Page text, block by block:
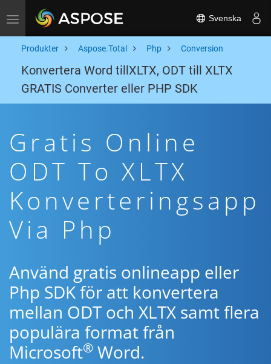
Toggle navigation Svenska
Produkter Aspose.Total Php Conversion
Konvertera Word tillXLTX, ODT till XLTX
GRATIS Converter eller PHP SDK
Gratis Online
ODT To XLTX
Konverteringsapp
Via Php
Använd gratis onlineapp eller
Php SDK för att konvertera
mellan ODT och XLTX samt flera
populära format från
Microsoft® Word.